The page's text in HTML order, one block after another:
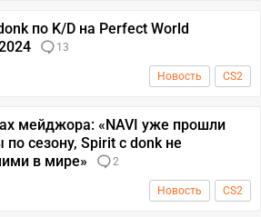
по K/D на Perfect World
13
Новость CS2
мейджора: «NAVI уже прошли
сезону, Spirit с donk не
в мире»
2
Новость CS2